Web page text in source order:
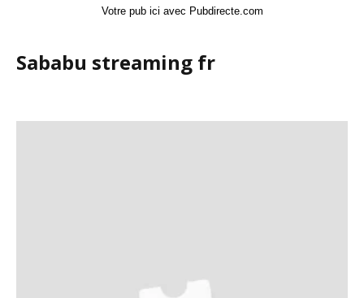
Votre pub ici avec Pubdirecte.com
Sababu streaming fr